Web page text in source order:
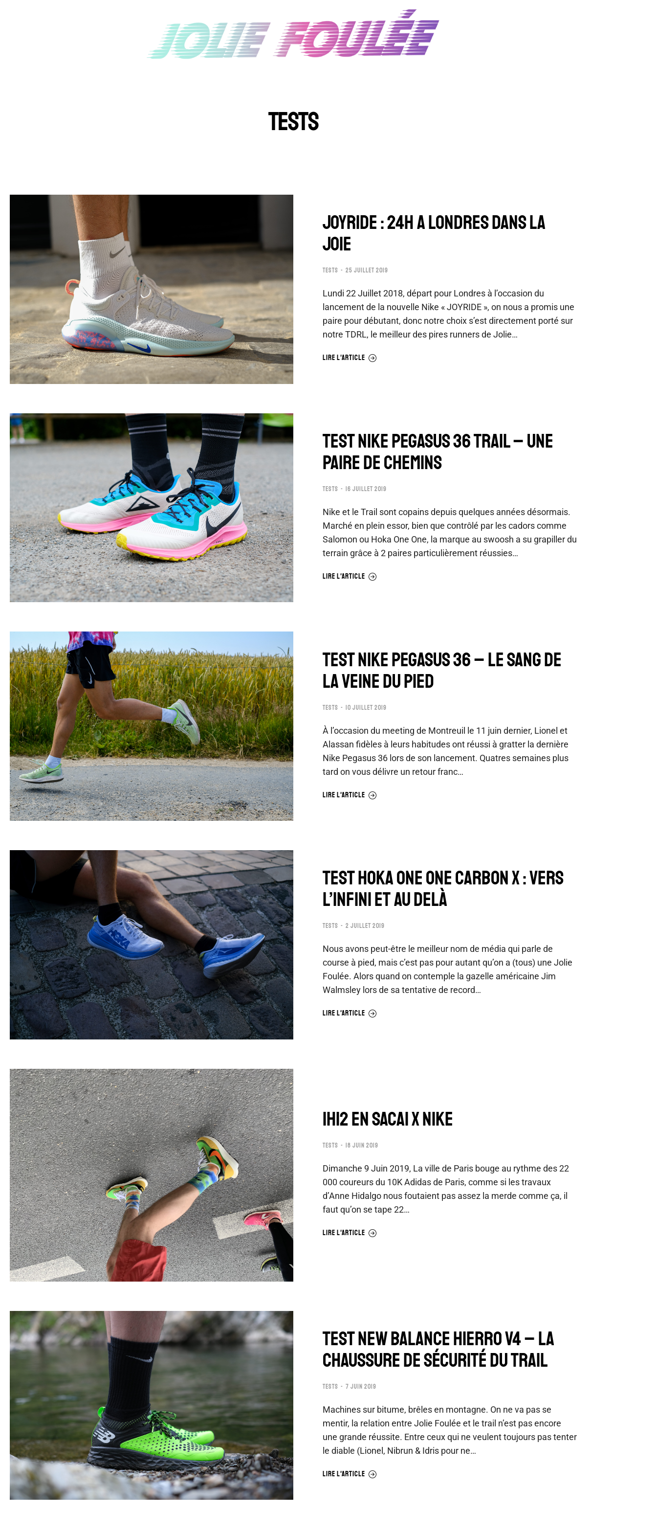
TESTS
JOYRIDE : 24H A LONDRES DANS LA
JOIE
TESTS 25 JUILLET 2019
Lundi 22 Juillet 2018, départ pour Londres à l’occasion du
lancement de la nouvelle Nike « JOYRIDE », on nous a promis une
paire pour débutant, donc notre choix s’est directement porté sur
notre TDRL, le meilleur des pires runners de Jolie…
LIRE L'ARTICLE
TEST NIKE PEGASUS 36 TRAIL – UNE
PAIRE DE CHEMINS
TESTS 16 JUILLET 2019
Nike et le Trail sont copains depuis quelques années désormais.
Marché en plein essor, bien que contrôlé par les cadors comme
Salomon ou Hoka One One, la marque au swoosh a su grapiller du
terrain grâce à 2 paires particulièrement réussies…
LIRE L'ARTICLE
TEST NIKE PEGASUS 36 – LE SANG DE
LA VEINE DU PIED
TESTS 10 JUILLET 2019
À l’occasion du meeting de Montreuil le 11 juin dernier, Lionel et
Alassan fidèles à leurs habitudes ont réussi à gratter la dernière
Nike Pegasus 36 lors de son lancement. Quatres semaines plus
tard on vous délivre un retour franc…
LIRE L'ARTICLE
TEST HOKA ONE ONE CARBON X : VERS
L’INFINI ET AU DELÀ
TESTS 2 JUILLET 2019
Nous avons peut-être le meilleur nom de média qui parle de
course à pied, mais c’est pas pour autant qu’on a (tous) une Jolie
Foulée. Alors quand on contemple la gazelle américaine Jim
Walmsley lors de sa tentative de record…
LIRE L'ARTICLE
1H12 EN SACAI x NIKE
TESTS 18 JUIN 2019
Dimanche 9 Juin 2019, La ville de Paris bouge au rythme des 22
000 coureurs du 10K Adidas de Paris, comme si les travaux
d’Anne Hidalgo nous foutaient pas assez la merde comme ça, il
faut qu’on se tape 22…
LIRE L'ARTICLE
TEST NEW BALANCE HIERRO V4 – LA
CHAUSSURE DE SÉCURITÉ DU TRAIL
TESTS 7 JUIN 2019
Machines sur bitume, brêles en montagne. On ne va pas se
mentir, la relation entre Jolie Foulée et le trail n’est pas encore
une grande réussite. Entre ceux qui ne veulent toujours pas tenter
le diable (Lionel, Nibrun & Idris pour ne…
LIRE L'ARTICLE